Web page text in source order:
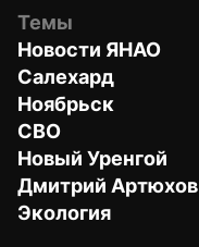
Темы
Новости ЯНАО
Салехард
Ноябрьск
СВО
Новый Уренгой
Дмитрий Артюхов
Экология